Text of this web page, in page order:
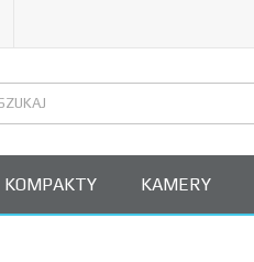
KOMPAKTY KAMERY